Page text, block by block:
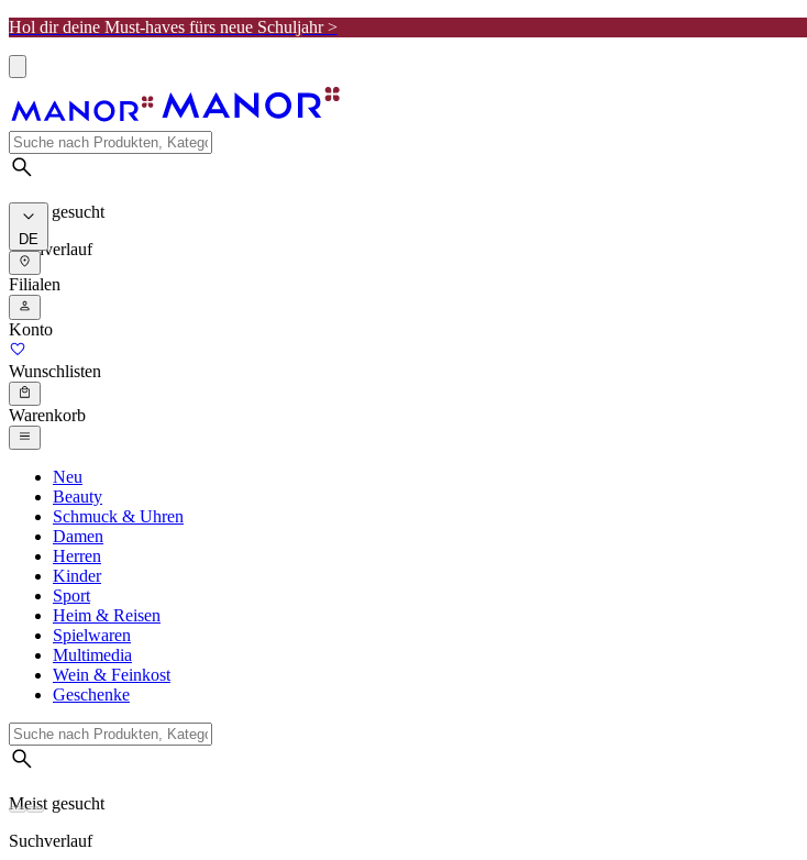
Hol dir deine Must-haves fürs neue Schuljahr >
Meist gesucht
Suchverlauf
DE
Filialen
Konto
Wunschlisten
Warenkorb
Neu
Beauty
Schmuck & Uhren
Damen
Herren
Kinder
Sport
Heim & Reisen
Spielwaren
Multimedia
Wein & Feinkost
Geschenke
Meist gesucht
Suchverlauf